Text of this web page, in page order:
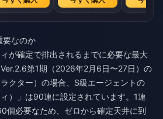
要なのか
が確定で排出されるまでに必要な最大
第1期（2026年2月6日〜27日）の
クター）の場合、S級エージェントの
）」は90連に設定されています。1連
個必要なため、ゼロから確定天井に到